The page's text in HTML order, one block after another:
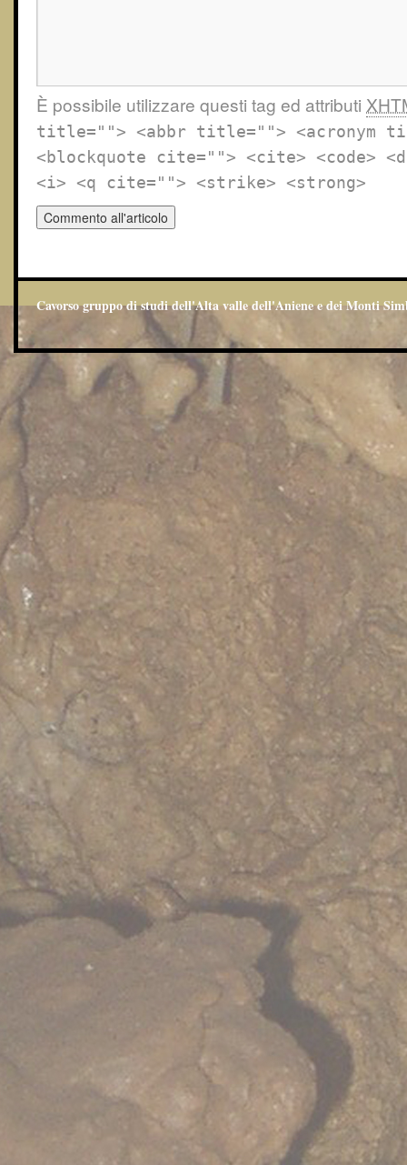
È possibile utilizzare questi tag ed attributi
title=""> <abbr title=""> <acronym
<blockquote cite=""> <cite> <code>
<i> <q cite=""> <strike> <strong>
Cavorso gruppo di studi dell'Alta valle dell'Aniene e dei Monti